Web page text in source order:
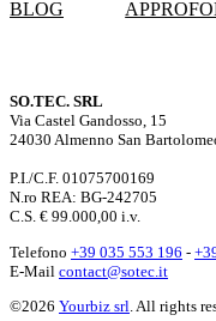
BLOG
SO.TEC. SRL
Via Castel Gandosso, 15
24030 Almenno San
P.I./C.F. 01075700169
N.ro REA: BG-242705
C.S. € 99.000,00 i.v.
Telefono +39 035 553 196 -
E-Mail contact@sotec.it
©2026 Yourbiz srl. All rights